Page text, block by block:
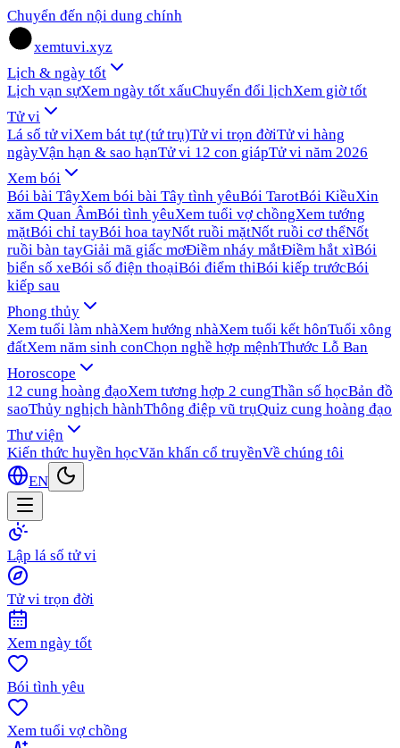
Chuyển đến nội dung chính
xemtuvi.xyz
Lịch & ngày tốt
Lịch vạn sựXem ngày tốt xấuChuyển đổi lịchXem giờ tốt
Tử vi
Lá số tử viXem bát tự (tứ trụ)Tử vi trọn đờiTử vi hàng
ngàyVận hạn & sao hạnTử vi 12 con giápTử vi năm 2026
Xem bói
Bói bài TâyXem bói bài Tây tình yêuBói TarotBói KiềuXin
xăm Quan ÂmBói tình yêuXem tuổi vợ chồngXem tướng
mặtBói chỉ tayBói hoa tayNốt ruồi mặtNốt ruồi cơ thểNốt
ruồi bàn tayGiải mã giấc mơĐiềm nháy mắtĐiềm hắt xìBói
biển số xeBói số điện thoạiBói điểm thiBói kiếp trướcBói
kiếp sau
Phong thủy
Xem tuổi làm nhàXem hướng nhàXem tuổi kết hônTuổi xông
đấtXem năm sinh conChọn nghề hợp mệnhThước Lỗ Ban
Horoscope
12 cung hoàng đạoXem tương hợp 2 cungThần số họcBản đồ
saoThủy nghịch hànhThông điệp vũ trụQuiz cung hoàng đạo
Thư viện
Kiến thức huyền họcVăn khấn cổ truyềnVề chúng tôi
EN
Lập lá số tử vi
Tử vi trọn đời
Xem ngày tốt
Bói tình yêu
Xem tuổi vợ chồng